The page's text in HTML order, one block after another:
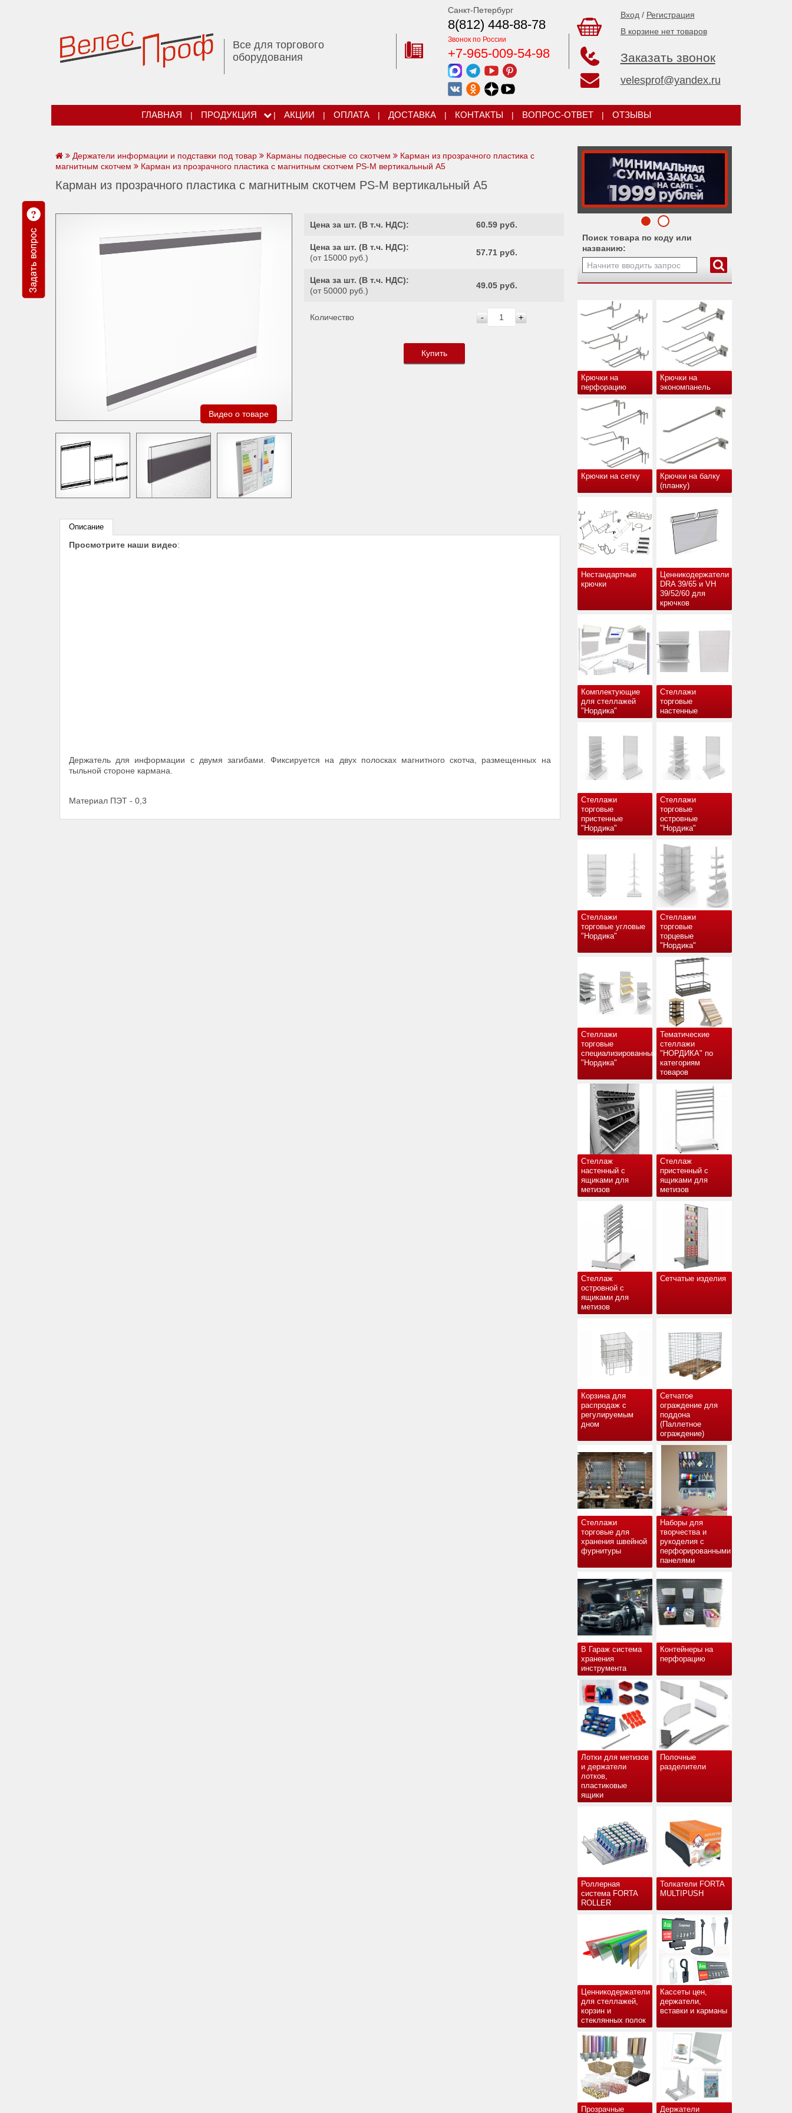
Все для торгового
оборудования
Санкт-Петербург
8(812) 448-88-78
Звонок по России
+7-965-009-54-98
Вход / Регистрация
В корзине нет товаров
Заказать звонок
velesprof@yandex.ru
ГЛАВНАЯ | ПРОДУКЦИЯ | АКЦИИ | ОПЛАТА | ДОСТАВКА | КОНТАКТЫ | ВОПРОС-ОТВЕТ | ОТЗЫВЫ
Поиск товара по коду или
названию:
Крючки на
перфорацию
Крючки на
экономпанель
Крючки на сетку
Крючки на балку
(планку)
Нестандартные
крючки
Ценникодержатели
DRA 39/65 и VH
39/52/60 для
крючков
Комплектующие
для стеллажей
"Нордика"
Стеллажи
торговые
настенные
Стеллажи
торговые
пристенные
"Нордика"
Стеллажи
торговые
островные
"Нордика"
Стеллажи
торговые угловые
"Нордика"
Стеллажи
торговые
торцевые
"Нордика"
Стеллажи
торговые
специализированные
"Нордика"
Тематические
стеллажи
"НОРДИКА" по
категориям
товаров
Стеллаж
настенный с
ящиками для
метизов
Стеллаж
пристенный с
ящиками для
метизов
Стеллаж
островной с
ящиками для
метизов
Сетчатые изделия
Корзина для
распродаж с
регулируемым
дном
Сетчатое
ограждение для
поддона
(Паллетное
ограждение)
Стеллажи
торговые для
хранения швейной
фурнитуры
Наборы для
творчества и
рукоделия с
перфорированными
панелями
В Гараж система
хранения
инструмента
Контейнеры на
перфорацию
Лотки для метизов
и держатели
лотков,
пластиковые
ящики
Полочные
разделители
Роллерная
система FORTA
ROLLER
Толкатели FORTA
MULTIPUSH
Ценникодержатели
для стеллажей,
корзин и
стеклянных полок
Кассеты цен,
держатели,
вставки и карманы
Прозрачные Держатели
Держатели информации и подставки под товар Карманы подвесные со скотчем
Карман из прозрачного пластика с
магнитным скотчем
Карман из прозрачного пластика с магнитным скотчем PS-M вертикальный А5
Карман из прозрачного пластика с магнитным скотчем PS-M вертикальный А5
Видео о товаре
Цена за шт. (В т.ч. НДС): 60.59 руб.
Цена за шт. (В т.ч. НДС):
(от 15000 руб.)
57.71 руб.
Цена за шт. (В т.ч. НДС):
(от 50000 руб.)
49.05 руб.
Количество - +
Купить
Описание
Просмотрите наши видео:
Держатель для информации с двумя загибами. Фиксируется на двух полосках магнитного скотча, размещенных на
тыльной стороне кармана.
Материал ПЭТ - 0,3